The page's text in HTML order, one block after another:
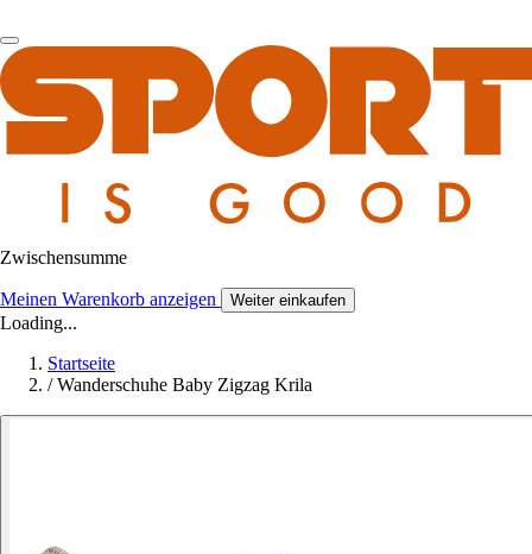
Zwischensumme
Meinen Warenkorb anzeigen Weiter einkaufen
Loading...
Startseite
/ Wanderschuhe Baby Zigzag Krila